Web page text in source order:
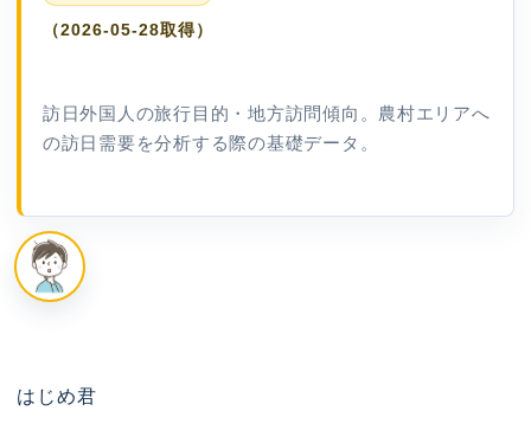
（2026-05-28取得）
訪日外国人の旅行目的・地方訪問傾向。農村エリアへ
の訪日需要を分析する際の基礎データ。
はじめ君